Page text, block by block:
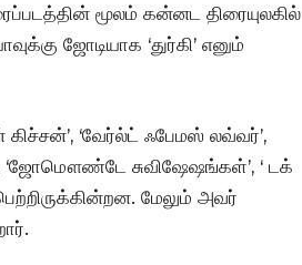
மூலம் கன்னட திரையுலகில்
ஜோடியாக ‘துர்கி’ எனும்
‘வேர்ல்ட் ஃபேமஸ் லவ்வர்’,
‘ஜோமௌண்டே சுவிஷேஷங்கள்’, ‘ டக்
மேலும் அவர்